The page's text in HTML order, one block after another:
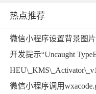
热点推荐